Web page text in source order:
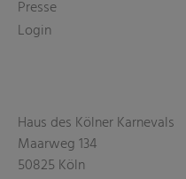
Presse
Login
Haus des Kölner Karnevals
Maarweg 134
50825 Köln